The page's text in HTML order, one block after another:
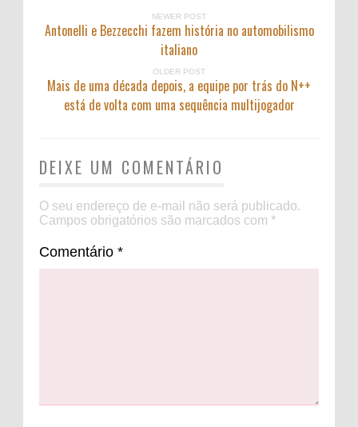
NEWER POST
Antonelli e Bezzecchi fazem história no automobilismo
italiano
OLDER POST
Mais de uma década depois, a equipe por trás do N++
está de volta com uma sequência multijogador
DEIXE UM COMENTÁRIO
O seu endereço de e-mail não será publicado.
Campos obrigatórios são marcados com *
Comentário *